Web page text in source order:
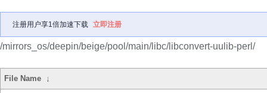
注册用户享1倍加速下载 立即注册
/mirrors_os/deepin/beige/pool/main/libc/libconvert-uulib-perl/
File Name ↓